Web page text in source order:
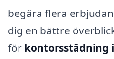
begära flera
dig en bättre
för kontorsstädning